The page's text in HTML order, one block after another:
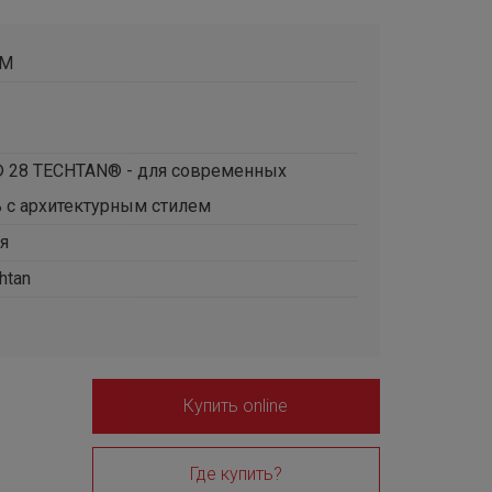
28 TECHTAN® - для современных
с архитектурным стилем
Купить online
Где купить?